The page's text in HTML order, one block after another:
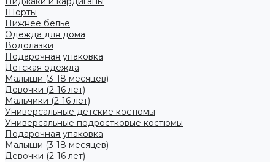
Шорты
Нижнее белье
Одежда для дома
Водолазки
Подарочная упаковка
Детская одежда
Малыши (3-18 месяцев)
Девочки (2-16 лет)
Мальчики (2-16 лет)
Универсальные детские костюмы
Универсальные подростковые костюмы
Подарочная упаковка
Малыши (3-18 месяцев)
Девочки (2-16 лет)